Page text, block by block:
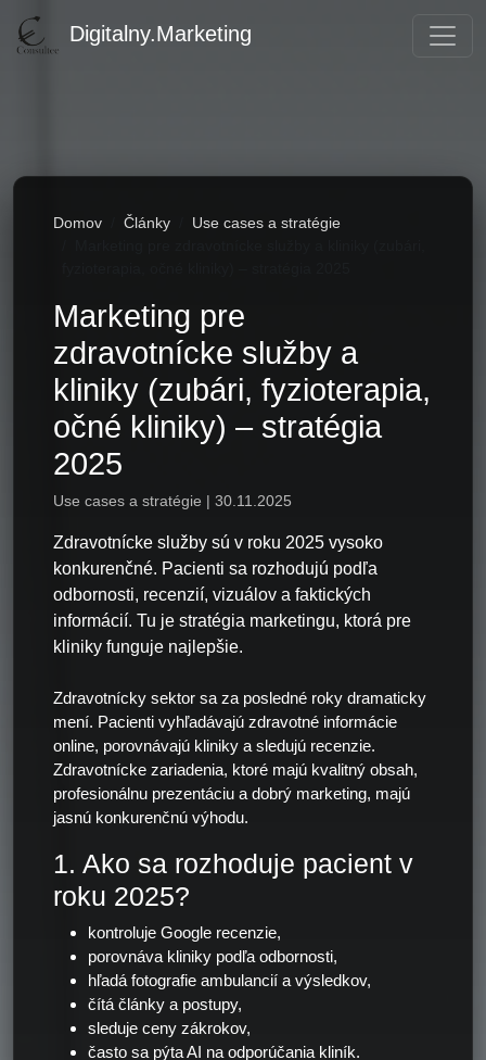
Digitalny.Marketing
Domov Články
Use cases a stratégie
Marketing pre
zdravotnícke služby a
kliniky (zubári, fyzioterapia,
očné kliniky) – stratégia
2025
Use cases a stratégie | 30.11.2025
Zdravotnícke služby sú v roku 2025 vysoko
konkurenčné. Pacienti sa rozhodujú podľa
odbornosti, recenzií, vizuálov a faktických
informácií. Tu je stratégia marketingu, ktorá pre
kliniky funguje najlepšie.
Zdravotnícky sektor sa za posledné roky dramaticky
mení. Pacienti vyhľadávajú zdravotné informácie
online, porovnávajú kliniky a sledujú recenzie.
Zdravotnícke zariadenia, ktoré majú kvalitný obsah,
profesionálnu prezentáciu a dobrý marketing, majú
jasnú konkurenčnú výhodu.
1. Ako sa rozhoduje pacient v
roku 2025?
kontroluje Google recenzie,
porovnáva kliniky podľa odbornosti,
hľadá fotografie ambulancií a výsledkov,
čítá články a postupy,
sleduje ceny zákrokov,
často sa pýta AI na odporúčania kliník.